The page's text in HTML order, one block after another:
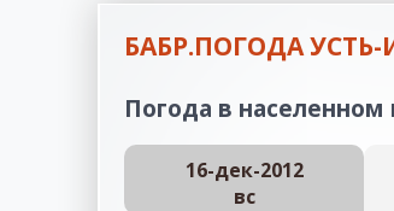
БАБР.ПОГОДА
Погода в населенном
16-дек-2012
вc